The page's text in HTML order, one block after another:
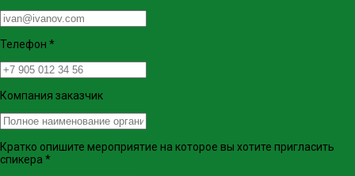
Телефон *
Компания заказчик
Кратко опишите мероприятие на которое вы хотите пригласить
спикера *